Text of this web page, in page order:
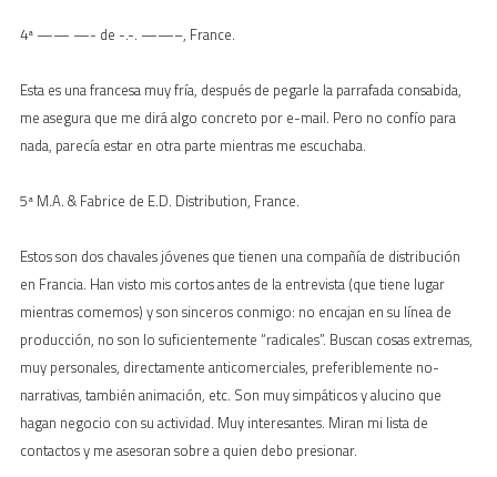
4ª —— —- de -.-. ——–, France.
Esta es una francesa muy fría, después de pegarle la parrafada consabida,
me asegura que me dirá algo concreto por e-mail. Pero no confío para
nada, parecía estar en otra parte mientras me escuchaba.
5ª M.A. & Fabrice de E.D. Distribution, France.
Estos son dos chavales jóvenes que tienen una compañía de distribución
en Francia. Han visto mis cortos antes de la entrevista (que tiene lugar
mientras comemos) y son sinceros conmigo: no encajan en su línea de
producción, no son lo suficientemente “radicales”. Buscan cosas extremas,
muy personales, directamente anticomerciales, preferiblemente no-
narrativas, también animación, etc. Son muy simpáticos y alucino que
hagan negocio con su actividad. Muy interesantes. Miran mi lista de
contactos y me asesoran sobre a quien debo presionar.